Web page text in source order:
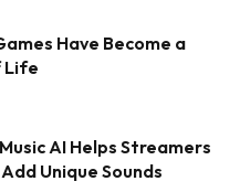
Have Become a
Life
AI Helps Streamers
Unique Sounds